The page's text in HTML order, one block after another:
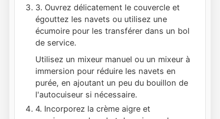
3. Ouvrez délicatement le couvercle et
égouttez les navets ou utilisez une
écumoire pour les transférer dans un bol
de service.
Utilisez un mixeur manuel ou un mixeur à
immersion pour réduire les navets en
purée, en ajoutant un peu du bouillon de
l'autocuiseur si nécessaire.
4. Incorporez la crème aigre et